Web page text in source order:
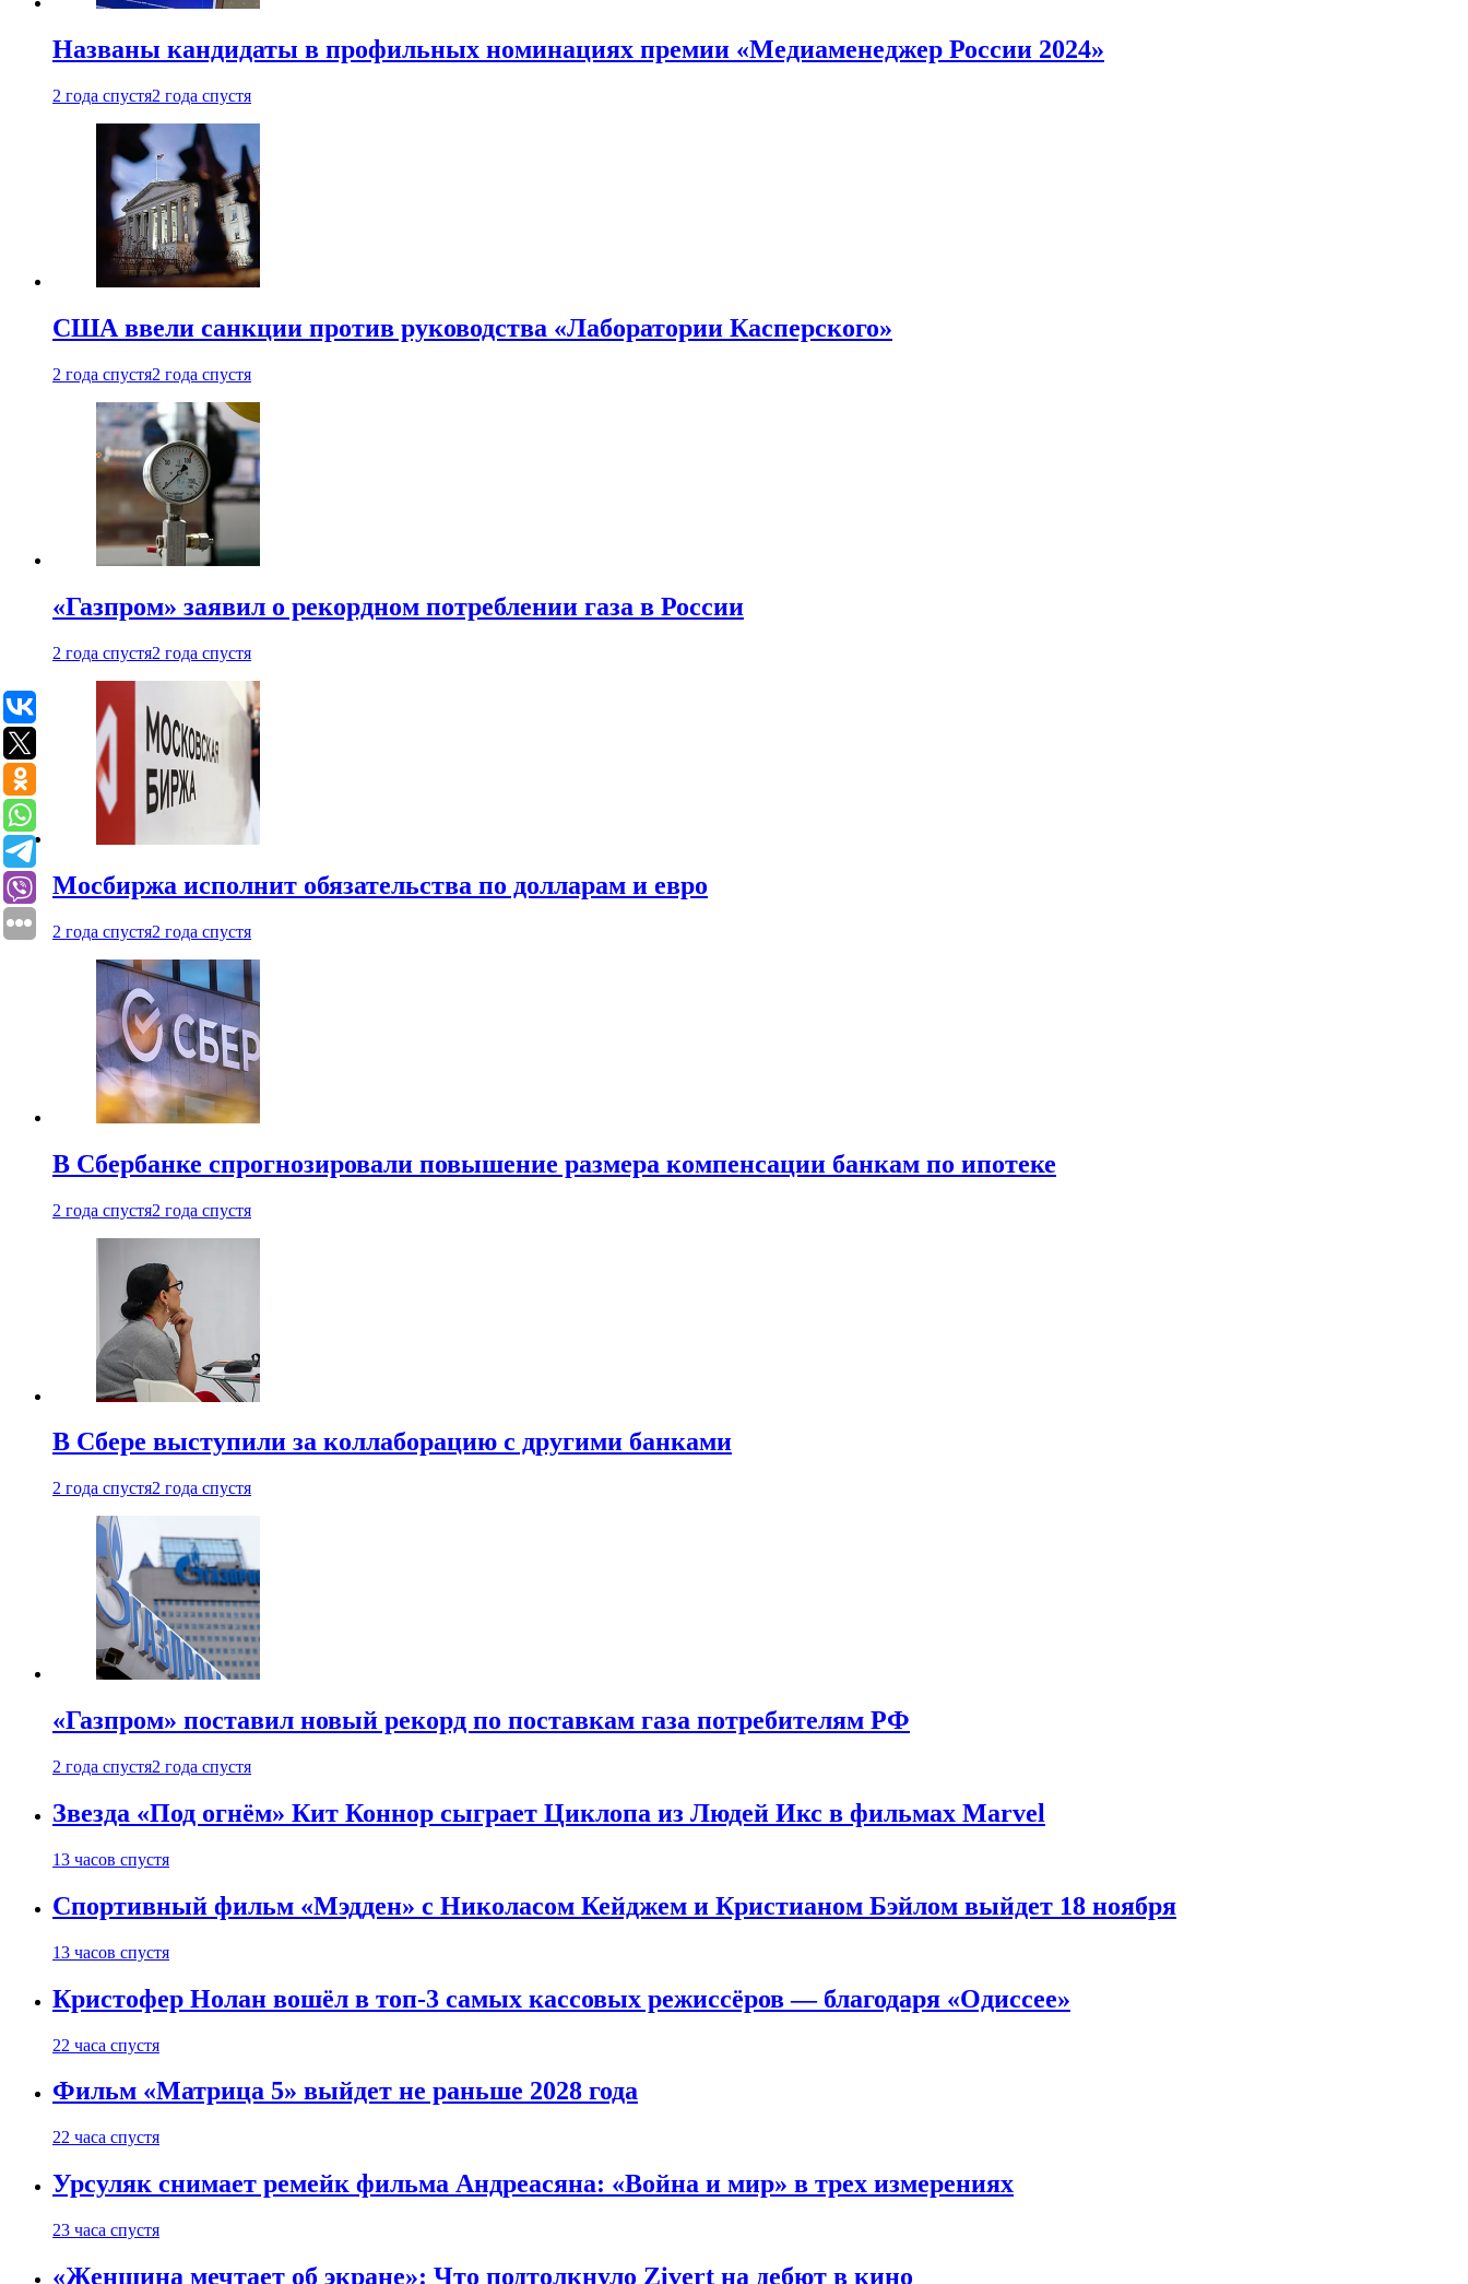
Названы кандидаты в профильных номинациях премии «Медиаменеджер России 2024»
2 года спустя2 года спустя
США ввели санкции против руководства «Лаборатории Касперского»
2 года спустя2 года спустя
«Газпром» заявил о рекордном потреблении газа в России
2 года спустя2 года спустя
Мосбиржа исполнит обязательства по долларам и евро
2 года спустя2 года спустя
В Сбербанке спрогнозировали повышение размера компенсации банкам по ипотеке
2 года спустя2 года спустя
В Сбере выступили за коллаборацию с другими банками
2 года спустя2 года спустя
«Газпром» поставил новый рекорд по поставкам газа потребителям РФ
2 года спустя2 года спустя
Звезда «Под огнём» Кит Коннор сыграет Циклопа из Людей Икс в фильмах Marvel
13 часов спустя
Спортивный фильм «Мэдден» с Николасом Кейджем и Кристианом Бэйлом выйдет 18 ноября
13 часов спустя
Кристофер Нолан вошёл в топ-3 самых кассовых режиссёров — благодаря «Одиссее»
22 часа спустя
Фильм «Матрица 5» выйдет не раньше 2028 года
22 часа спустя
Урсуляк снимает ремейк фильма Андреасяна: «Война и мир» в трех измерениях
23 часа спустя
«Женщина мечтает об экране»: Что подтолкнуло Zivert на дебют в кино